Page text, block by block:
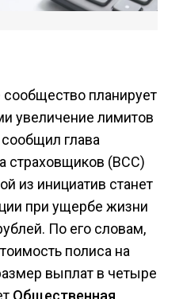
сообщество планирует
увеличение лимитов
глава
страховщиков (ВСС)
из инициатив станет
при ущербе жизни
По его словам,
полиса на
выплат в четыре
Общественная